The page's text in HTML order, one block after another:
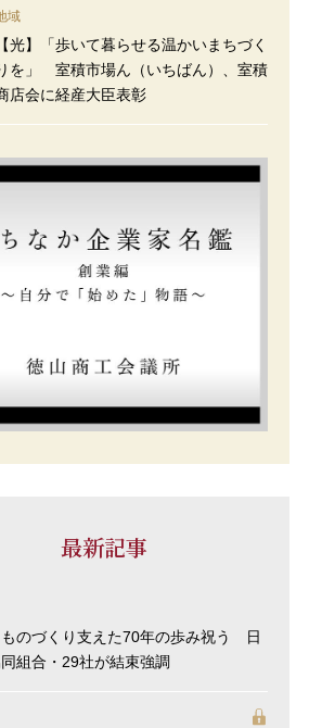
域
【光】「歩いて暮らせる温かいまちづく
を」 室積市場ん（いちばん）、室積
店会に経産大臣表彰
最新記事
ものづくり支えた70年の歩み祝う 日
組合・29社が結束強調